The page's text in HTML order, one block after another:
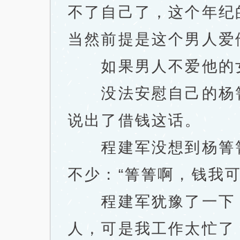
不了自己了，这个年
当然前提是这个男人爱
如果男人不爱他的女
没法安慰自己的杨箐
说出了借钱这话。
程建军没想到杨箐箐
不少：“箐箐啊，钱我
程建军犹豫了一下，
人，可是我工作太忙